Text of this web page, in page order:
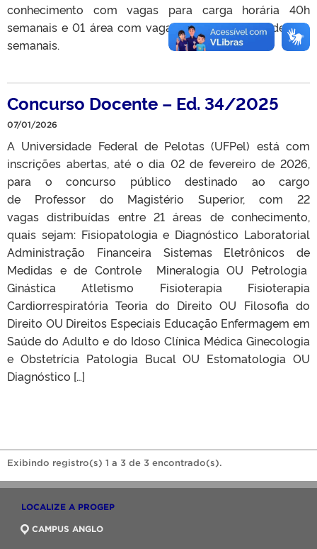
conhecimento com vagas para carga horária 40h
semanais e 01 área com vaga de carga horário de 20h
semanais.
Concurso Docente – Ed. 34/2025
07/01/2026
A Universidade Federal de Pelotas (UFPel) está com
inscrições abertas, até o dia 02 de fevereiro de 2026,
para o concurso público destinado ao cargo
de Professor do Magistério Superior, com 22
vagas distribuídas entre 21 áreas de conhecimento,
quais sejam: Fisiopatologia e Diagnóstico Laboratorial
Administração Financeira Sistemas Eletrônicos de
Medidas e de Controle Mineralogia OU Petrologia
Ginástica Atletismo Fisioterapia Fisioterapia
Cardiorrespiratória Teoria do Direito OU Filosofia do
Direito OU Direitos Especiais Educação Enfermagem em
Saúde do Adulto e do Idoso Clínica Médica Ginecologia
e Obstetrícia Patologia Bucal OU Estomatologia OU
Diagnóstico […]
Exibindo registro(s) 1 a 3 de 3 encontrado(s).
LOCALIZE A PROGEP
CAMPUS ANGLO